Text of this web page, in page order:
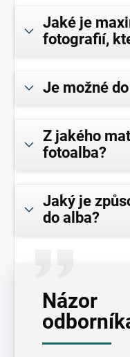
Jaké je
fotografií,
Je možné
Z jakého
fotoalba?
Jaký je
do alba?
Názor